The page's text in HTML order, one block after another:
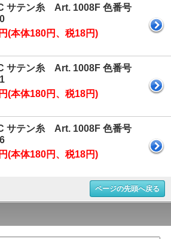
サテン糸 Art. 1008F 色番号
(本体180円、税18円)
サテン糸 Art. 1008F 色番号
(本体180円、税18円)
サテン糸 Art. 1008F 色番号
(本体180円、税18円)
ページの先頭へ戻る